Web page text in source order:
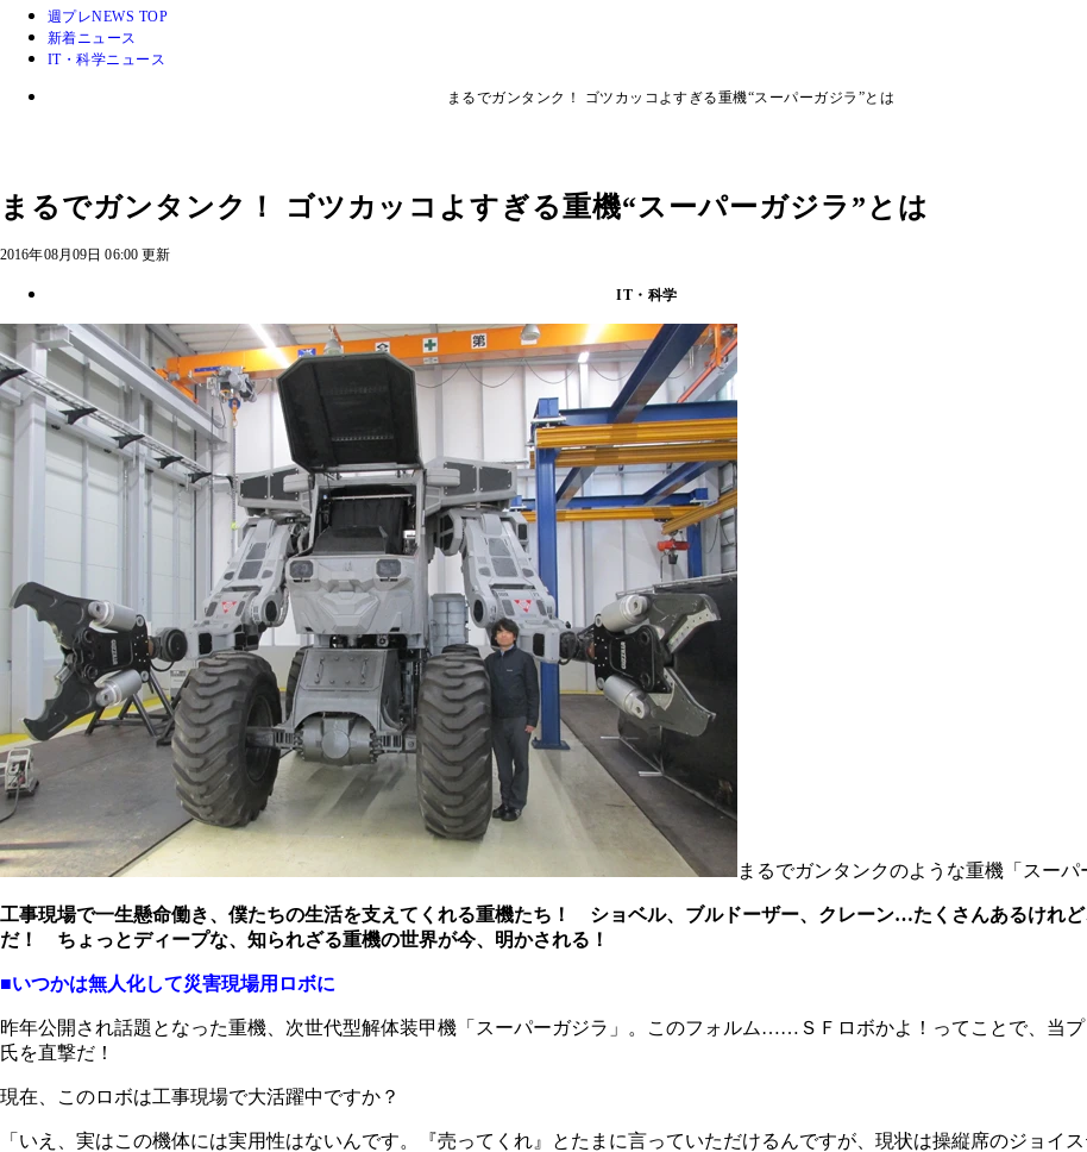
週プレNEWS TOP
新着ニュース
IT・科学ニュース
まるでガンタンク！ ゴツカッコよすぎる重機“スーパーガジラ”とは
まるでガンタンク！ ゴツカッコよすぎる重機“スーパーガジラ”とは
2016年08月09日 06:00 更新
IT・科学
まるでガンタンクのような重機「スーパ
工事現場で一生懸命働き、僕たちの生活を支えてくれる重機たち！ ショベル、ブルドーザー、クレーン…たくさんあるけれ
だ！ ちょっとディープな、知られざる重機の世界が今、明かされる！
■いつかは無人化して災害現場用ロボに
昨年公開され話題となった重機、次世代型解体装甲機「スーパーガジラ」。このフォルム……ＳＦロボかよ！ってことで、当
氏を直撃だ！
現在、このロボは工事現場で大活躍中ですか？
「いえ、実はこの機体には実用性はないんです。『売ってくれ』とたまに言っていただけるんですが、現状は操縦席のジョイ